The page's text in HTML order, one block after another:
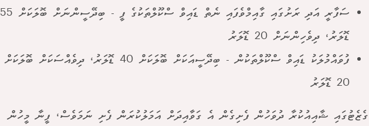
ސަފާރީ އަދި ރަށުގައި ގާއިމްވެފައި ނެތް ޑައިވް ސްކޫލްތަކުގެ ފީ - ބިދޭސީންނަށް ބޮލަކަށް 55
ޑޮލަރު، ދިވެހިންނަށް 20 ޑޮލަރު
ފުވައްމުލަކު ޑައިވް ސްކޫލްތަކުން - ބިދޭސީއަކަށް ބޮލަކަށް 40 ޑޮލަރު، ދިވެއްސަކަށް ބޮލަކަށް
20 ޑޮލަރު
ގެޒެޓުގައި ޝާއިއުކުރާ ދުވަހުން ފެށިގެން އެ ގަވާއިދަށް އަމަލުކުރަން ފެށި ނަމަވެސް، ފީނާ މީހުން